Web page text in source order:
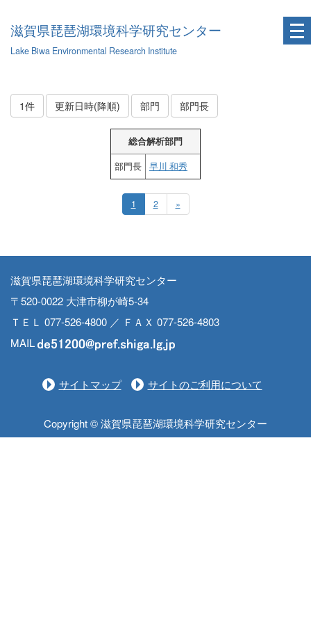
滋賀県琵琶湖環境科学研究センター
Lake Biwa Environmental Research Institute
1件 更新日時(降順) 部門 部門長
総合解析部門
部門長
早川 和秀
1 2 »
滋賀県琵琶湖環境科学研究センター
〒520-0022 大津市柳が崎5-34
ＴＥＬ 077-526-4800 ／ ＦＡＸ 077-526-4803
MAIL
サイトマップ サイトのご利用について
Copyright © 滋賀県琵琶湖環境科学研究センター